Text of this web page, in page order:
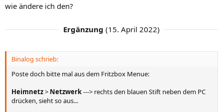
wie ändere ich den?
Ergänzung (15. April 2022)
Binalog schrieb:
Poste doch bitte mal aus dem Fritzbox Menue:
Heimnetz> Netzwerk---> rechts den blauen Stift neben dem PC
drücken, sieht so aus...